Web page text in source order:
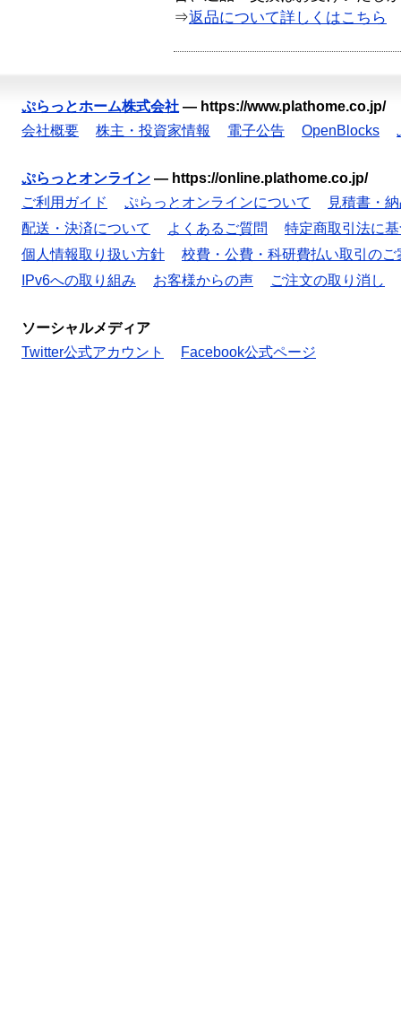
⇒返品について詳しくはこちら
ぷらっとホーム株式会社 — https://www.plathome.co.jp/
会社概要
株主・投資家情報 電子公告 OpenBlocks
ぷらっとオンライン — https://online.plathome.co.jp/
ご利用ガイド
ぷらっとオンラインについて
見積書・
配送・決済について
よくあるご質問
特定商取引法に
個人情報取り扱い方針
校費・公費・科研費払い取引のご
IPv6への取り組み
お客様からの声 ご注文の取り消し
ソーシャルメディア
Twitter公式アカウント
Facebook公式ページ